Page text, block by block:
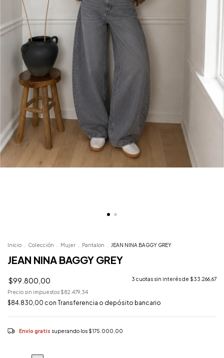
Inicio Colección Mujer Pantalon JEAN NINA BAGGY GREY
JEAN NINA BAGGY GREY
$99.800,00 3 cuotas sin interés de $33.266,67
Precio sin impuestos $82.479,34
$84.830,00 con Transferencia o depósito bancario
Envío gratis superando los $175.000,00